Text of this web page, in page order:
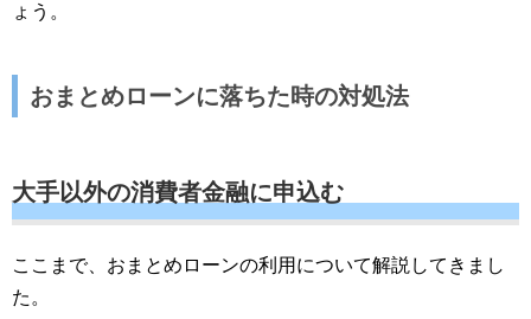
ょう。
おまとめローンに落ちた時の対処法
大手以外の消費者金融に申込む
ここまで、おまとめローンの利用について解説してきまし
た。